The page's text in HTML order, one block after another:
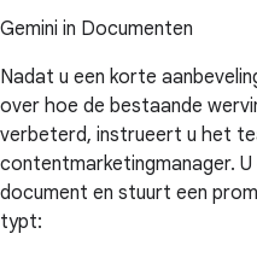
Gemini in Documenten
Nadat u een korte
over hoe de bestaande
verbeterd, instrueert u het
contentmarketingmanager.
document en stuurt een
typt: